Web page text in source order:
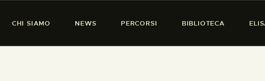
CHI SIAMO NEWS PERCORSI BIBLIOTECA
PRESENZA DONNA